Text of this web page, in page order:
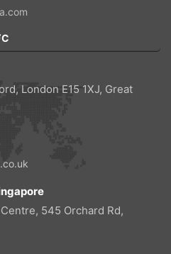
London E15 1XJ, Great
545 Orchard Rd,